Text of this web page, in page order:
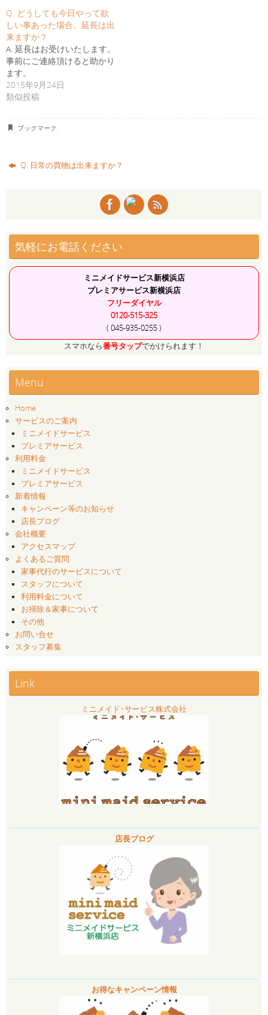
Q. どうしても今日やって欲
しい事あった場合、延長は出
来ますか？
A. 延長はお受けいたします。
事前にご連絡頂けると助かり
ます。
2015年9月24日
類似投稿
ブックマーク
Q. 日常の買物は出来ますか？
気軽にお電話ください
ミニメイドサービス新横浜店
プレミアサービス新横浜店
フリーダイヤル
0120-515-325
( 045-935-0255 )
スマホなら番号タップでかけられます！
Menu
Home
サービスのご案内
ミニメイドサービス
プレミアサービス
利用料金
ミニメイドサービス
プレミアサービス
新着情報
キャンペーン等のお知らせ
店長ブログ
会社概要
アクセスマップ
よくあるご質問
家事代行のサービスについて
スタッフについて
利用料金について
お掃除＆家事について
その他
お問い合せ
スタッフ募集
Link
ミニメイド･サービス株式会社
店長ブログ
お得なキャンペーン情報